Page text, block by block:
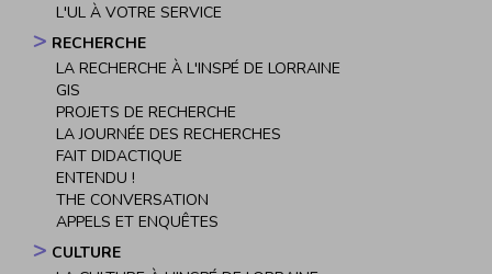
L'UL À VOTRE SERVICE
RECHERCHE
LA RECHERCHE À L'INSPÉ DE LORRAINE
GIS
PROJETS DE RECHERCHE
LA JOURNÉE DES RECHERCHES
FAIT DIDACTIQUE
ENTENDU !
THE CONVERSATION
APPELS ET ENQUÊTES
CULTURE